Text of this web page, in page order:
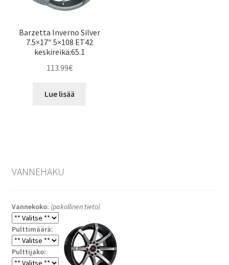
Barzetta Inverno Silver
7.5×17″ 5×108 ET42
keskireikä:65.1
113.99€
Lue lisää
VANNEHAKU
Vannekoko: (pakollinen tieto)
Pulttimäärä:
Pulttijako: